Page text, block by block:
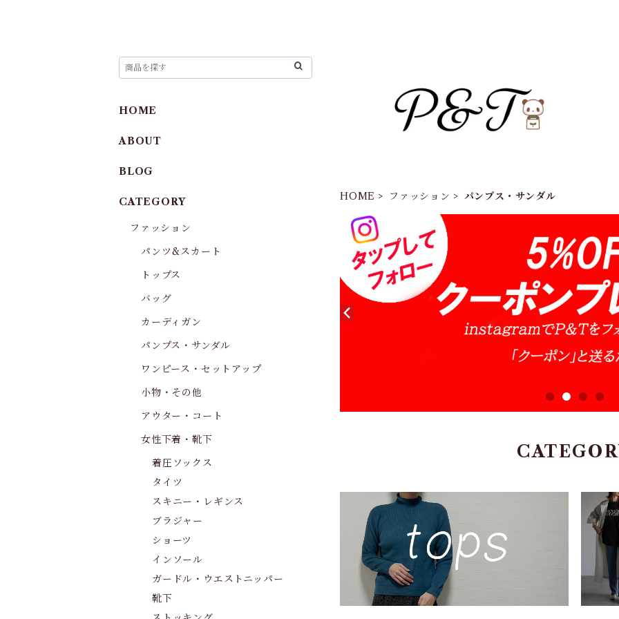
HOME ファッション パンプス・サンダル
HOME
ABOUT
BLOG
CATEGORY
ファッション
パンツ&スカート
トップス
バッグ
カーディガン
パンプス・サンダル
ワンピース・セットアップ
小物・その他
アウター・コート
女性下着・靴下
着圧ソックス
タイツ
スキニー・レギンス
ブラジャー
ショーツ
インソール
ガードル・ウエストニッパー
靴下